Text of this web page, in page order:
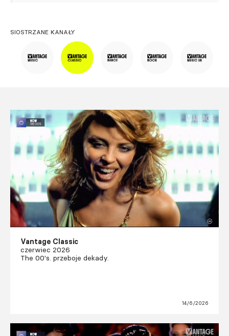
SIOSTRZANE KANAŁY
Vantage Classic
czerwiec 2026
The 00's. przeboje dekady.
14/6/2026